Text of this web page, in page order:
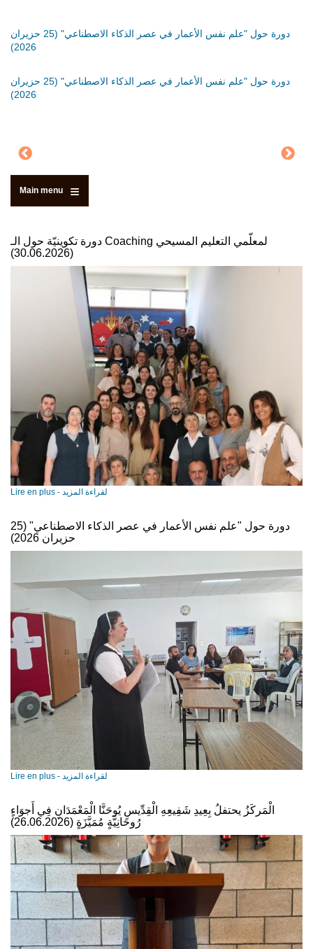
دورة حول "علم نفس الأعمار في عصر الذكاء الاصطناعي" (25 حزيران
2026)
دورة حول "علم نفس الأعمار في عصر الذكاء الاصطناعي" (25 حزيران
2026)
Main menu
دورة تكوينيّة حول الـ Coaching لمعلّمي التعليم المسيحي
(30.06.2026)
Lire en plus - لقراءة المزيد
دورة حول "علم نفس الأعمار في عصر الذكاء الاصطناعي" (25
حزيران 2026)
Lire en plus - لقراءة المزيد
الْمَركَزُ يحتفلُ بِعِيدِ شَفِيعِهِ الْقِدِّيسِ يُوحَنَّا الْمَعْمَدَانِ فِي أَجوَاءٍ
رُوحَانِيَّةٍ مُمَيَّزَةٍ (26.06.2026)